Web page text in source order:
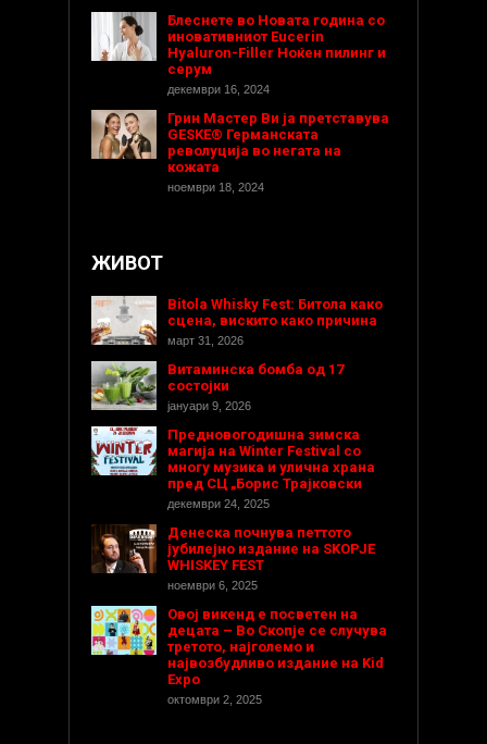
Блеснете во Новата година со
иновативниот Eucerin
Hyaluron-Filler Ноќен пилинг и
серум
декември 16, 2024
Грин Мастер Ви ја претставува
GESKE® Германската
револуција во негата на
кожата
ноември 18, 2024
ЖИВОТ
Bitola Whisky Fest: Битола како
сцена, вискито како причина
март 31, 2026
Витаминска бомба од 17
состојки
јануари 9, 2026
Предновогодишнa зимска
магија на Winter Festival со
многу музика и улична храна
пред СЦ „Борис Трајковски
декември 24, 2025
Денеска почнува петтото
јубилејно издание на SKOPJE
WHISKEY FEST
ноември 6, 2025
Овој викенд е посветен на
децата – Во Скопје се случува
третото, најголемо и
највозбудливо издание на Kid
Expo
октомври 2, 2025